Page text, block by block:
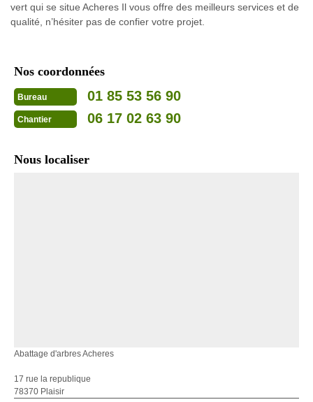
vert qui se situe Acheres Il vous offre des meilleurs services et de
qualité, n’hésiter pas de confier votre projet.
Nos coordonnées
Bureau 01 85 53 56 90
Chantier 06 17 02 63 90
Nous localiser
Abattage d'arbres Acheres
17 rue la republique
78370 Plaisir